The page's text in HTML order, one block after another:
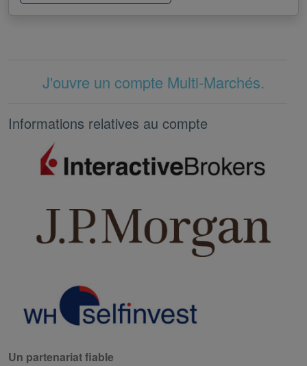
J'ouvre un compte Multi-Marchés.
Informations relatives au compte
Un partenariat fiable